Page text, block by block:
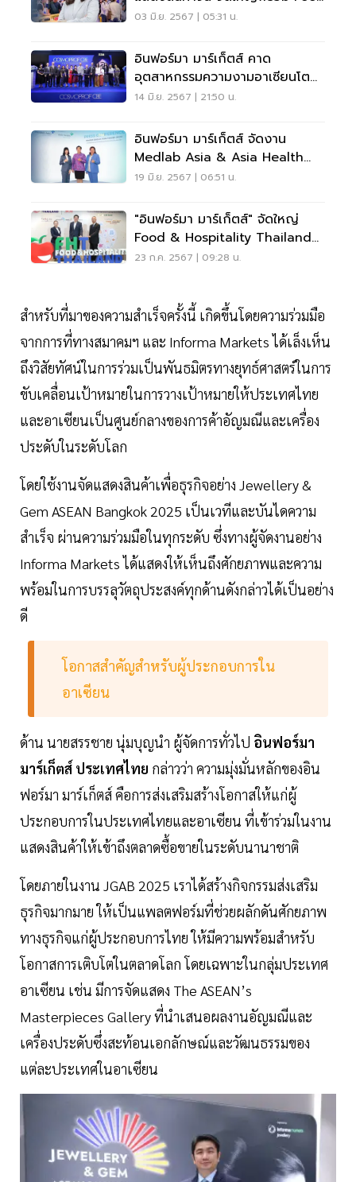
& Hospitality
03 มิ.ย. 2567 | 05:31 น.
อินฟอร์มา มาร์เก็ตส์ คาด
อุตสาหกรรมความงามอาเซียนโต
11%
14 มิ.ย. 2567 | 21:50 น.
อินฟอร์มา มาร์เก็ตส์ จัดงาน
Medlab Asia & Asia Health
2024 ดันไทยสู่ Medical Hub
19 มิ.ย. 2567 | 06:51 น.
"อินฟอร์มา มาร์เก็ตส์" จัดใหญ่
Food & Hospitality Thailand
2024 ดันธุรกิจไทยโต
23 ก.ค. 2567 | 09:28 น.
สำหรับที่มาของความสำเร็จครั้งนี้ เกิดขึ้นโดยความร่วมมือ
จากการที่ทางสมาคมฯ และ Informa Markets ได้เล็งเห็น
ถึงวิสัยทัศน์ในการร่วมเป็นพันธมิตรทางยุทธ์ศาสตร์ในการ
ขับเคลื่อนเป้าหมายในการวางเป้าหมายให้ประเทศไทย
และอาเซียนเป็นศูนย์กลางของการค้าอัญมณีและเครื่อง
ประดับในระดับโลก
โดยใช้งานจัดแสดงสินค้าเพื่อธุรกิจอย่าง Jewellery &
Gem ASEAN Bangkok 2025 เป็นเวทีและบันไดความ
สำเร็จ ผ่านความร่วมมือในทุกระดับ ซึ่งทางผู้จัดงานอย่าง
Informa Markets ได้แสดงให้เห็นถึงศักยภาพและความ
พร้อมในการบรรลุวัตถุประสงค์ทุกด้านดังกล่าวได้เป็นอย่าง
ดี
โอกาสสำคัญสำหรับผู้ประกอบการใน
อาเซียน
ด้าน นายสรรชาย นุ่มบุญนำ ผู้จัดการทั่วไป อินฟอร์มา
มาร์เก็ตส์ ประเทศไทย กล่าวว่า ความมุ่งมั่นหลักของอิน
ฟอร์มา มาร์เก็ตส์ คือการส่งเสริมสร้างโอกาสให้แก่ผู้
ประกอบการในประเทศไทยและอาเซียน ที่เข้าร่วมในงาน
แสดงสินค้าให้เข้าถึงตลาดซื้อขายในระดับนานาชาติ
โดยภายในงาน JGAB 2025 เราได้สร้างกิจกรรมส่งเสริม
ธุรกิจมากมาย ให้เป็นแพลตฟอร์มที่ช่วยผลักดันศักยภาพ
ทางธุรกิจแก่ผู้ประกอบการไทย ให้มีความพร้อมสำหรับ
โอกาสการเติบโตในตลาดโลก โดยเฉพาะในกลุ่มประเทศ
อาเซียน เช่น มีการจัดแสดง The ASEAN’s
Masterpieces Gallery ที่นำเสนอผลงานอัญมณีและ
เครื่องประดับซึ่งสะท้อนเอกลักษณ์และวัฒนธรรมของ
แต่ละประเทศในอาเซียน